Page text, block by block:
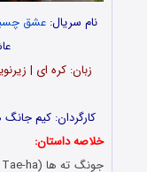
نام سریال:عشق
کارگردان: کیم جانگ
خلاصه داستان: